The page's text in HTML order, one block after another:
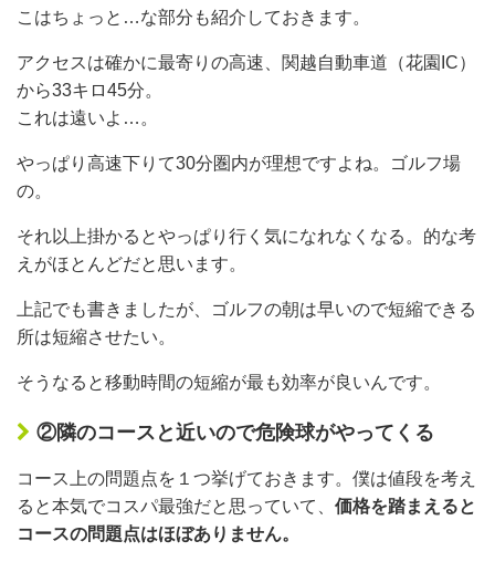
こはちょっと…な部分も紹介しておきます。
アクセスは確かに最寄りの高速、関越自動車道（花園IC）
から33キロ45分。
これは遠いよ…。
やっぱり高速下りて30分圏内が理想ですよね。ゴルフ場
の。
それ以上掛かるとやっぱり行く気になれなくなる。的な考
えがほとんどだと思います。
上記でも書きましたが、ゴルフの朝は早いので短縮できる
所は短縮させたい。
そうなると移動時間の短縮が最も効率が良いんです。
②隣のコースと近いので危険球がやってくる
コース上の問題点を１つ挙げておきます。僕は値段を考え
ると本気でコスパ最強だと思っていて、 価格を踏まえると
コースの問題点はほぼありません。